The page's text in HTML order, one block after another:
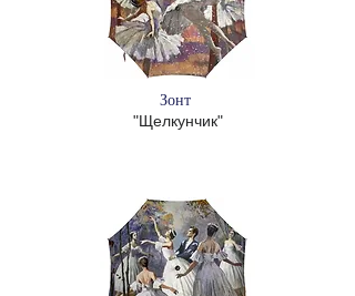
Зонт
"Щелкунчик"